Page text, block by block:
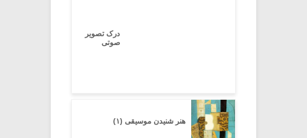
درک تصویر
صوتی
هنر شنیدن موسیقی (۱)